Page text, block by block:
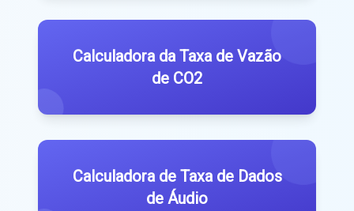
Calculadora da Taxa de Vazão
de CO2
Calculadora de Taxa de Dados
de Áudio